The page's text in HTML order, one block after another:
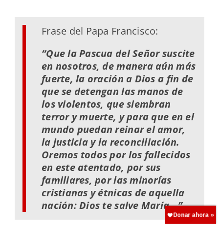
Frase del Papa Francisco:
“Que la Pascua del Señor suscite
en nosotros, de manera aún más
fuerte, la oración a Dios a fin de
que se detengan las manos de
los violentos, que siembran
terror y muerte, y para que en el
mundo puedan reinar el amor,
la justicia y la reconciliación.
Oremos todos por los fallecidos
en este atentado, por sus
familiares, por las minorías
cristianas y étnicas de aquella
nación: Dios te salve María…”